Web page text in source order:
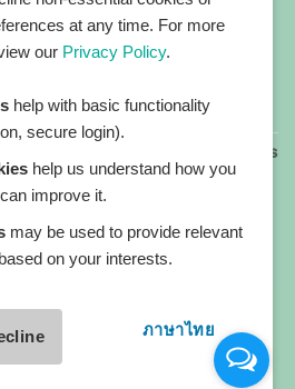
All blog posts
reserved. HEALTHPLATZ™ is
of Adbrandture Co., Ltd.
content, and products are for
only. Healthplatz does not
diagnosis, or treatment.
at any time. For more
our Privacy Policy.
help with basic functionality
secure login).
help us understand how you
improve it.
may be used to provide relevant
on your interests.
ภาษาไทย